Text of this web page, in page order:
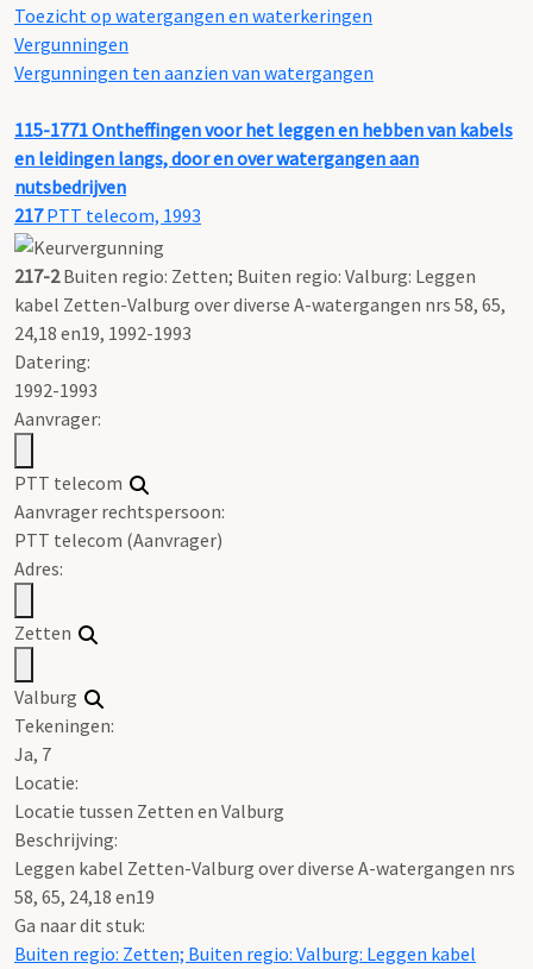
Toezicht op watergangen en waterkeringen
Vergunningen
Vergunningen ten aanzien van watergangen
115-1771Ontheffingen voor het leggen en hebben van kabels
en leidingen langs, door en over watergangen aan
nutsbedrijven
217PTT telecom, 1993
217-2Buiten regio: Zetten; Buiten regio: Valburg: Leggen
kabel Zetten-Valburg over diverse A-watergangen nrs 58, 65,
24,18 en19, 1992-1993
Datering:
1992-1993
Aanvrager:
PTT telecom
Aanvrager rechtspersoon:
PTT telecom (Aanvrager)
Adres:
Zetten
Valburg
Tekeningen:
Ja, 7
Locatie:
Locatie tussen Zetten en Valburg
Beschrijving:
Leggen kabel Zetten-Valburg over diverse A-watergangen nrs
58, 65, 24,18 en19
Ga naar dit stuk:
Buiten regio: Zetten; Buiten regio: Valburg: Leggen kabel